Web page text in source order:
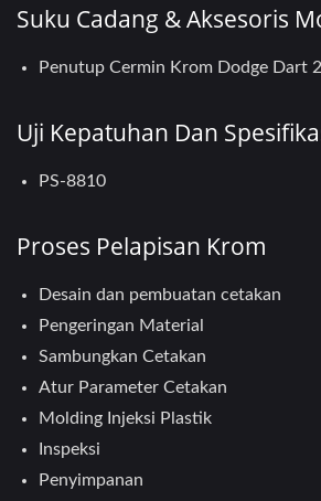
Suku Cadang & Aksesoris
Penutup Cermin Krom Dodge Dart
Uji Kepatuhan Dan
PS-8810
Proses Pelapisan Krom
Desain dan pembuatan cetakan
Pengeringan Material
Sambungkan Cetakan
Atur Parameter Cetakan
Molding Injeksi Plastik
Inspeksi
Penyimpanan